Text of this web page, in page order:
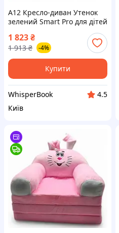
A12 Кресло-диван Утенок
зелений Smart Pro для дітей
трансформер м`яке крісло
диванчик для ігор та відпо
MAX14R
1 823₴
1 913 ₴ -4%
Купити
WhisperBook
4.5
Київ